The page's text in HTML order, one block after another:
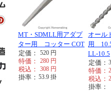
MT・SDMLL用アダプ
ター用 コッター COT
定価：
520 円
特価： 280 円
税込： 308 円
掛率： 53.9 掛
オー
用
LL-10.5
定価：
特価：
税込：
掛率：